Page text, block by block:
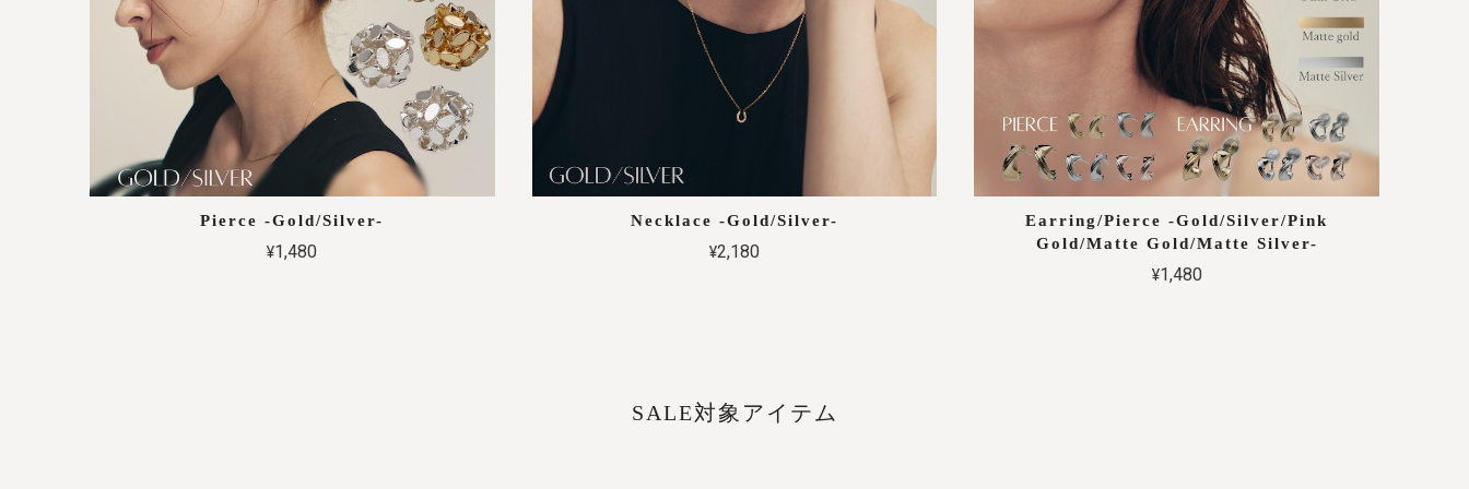
Pierce -Gold/Silver-
¥1,480
Necklace -Gold/Silver-
¥2,180
Earring/Pierce -Gold/Silver/Pink
Gold/Matte Gold/Matte Silver-
¥1,480
SALE対象アイテム